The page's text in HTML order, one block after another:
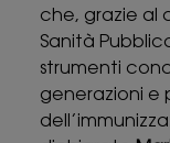
che, grazie al
Sanità
strumenti
generazioni e